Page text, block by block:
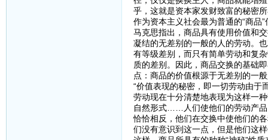
乎，这就是资本家发财致富的秘密
作为资本主义社会最为普通的“商品
马克思指出，商品具有使用价值和
凝结的无差别的一般的人的劳动。
有等级差别，而只有简单劳动和复
质的差别。因此，商品交换的基础
点：商品的价值根源于无差别的一
“价值表现的秘密，即一切劳动由
劳动现在十分清楚地表现为这样一
自然形式……人们使他们的劳动产品
恰恰相反，他们在交换中使他们的
们没有意识到这一点，但是他们这